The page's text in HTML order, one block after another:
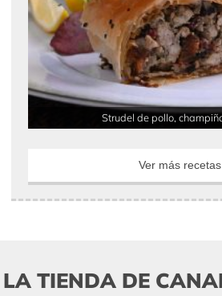
Strudel de pollo,
Ver más recetas
LA TIENDA DE